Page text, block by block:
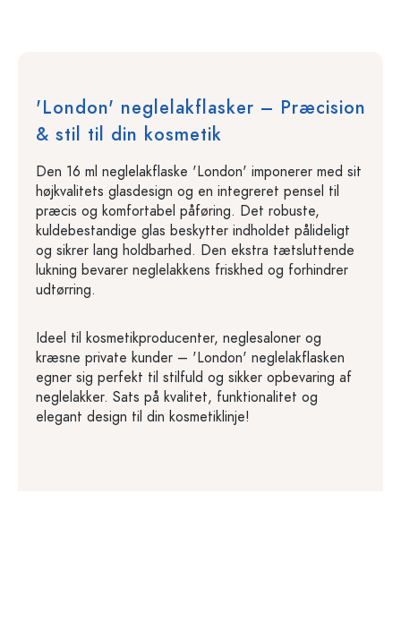
'London' neglelakflasker – Præcision
& stil til din kosmetik
Den 16 ml neglelakflaske 'London' imponerer med sit
højkvalitets glasdesign og en integreret pensel til
præcis og komfortabel påføring. Det robuste,
kuldebestandige glas beskytter indholdet pålideligt
og sikrer lang holdbarhed. Den ekstra tætsluttende
lukning bevarer neglelakkens friskhed og forhindrer
udtørring.
Ideel til kosmetikproducenter, neglesaloner og
kræsne private kunder – 'London' neglelakflasken
egner sig perfekt til stilfuld og sikker opbevaring af
neglelakker. Sats på kvalitet, funktionalitet og
elegant design til din kosmetiklinje!